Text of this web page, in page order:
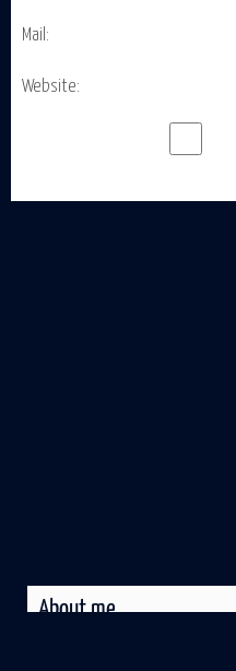
Mail:
Website:
About me